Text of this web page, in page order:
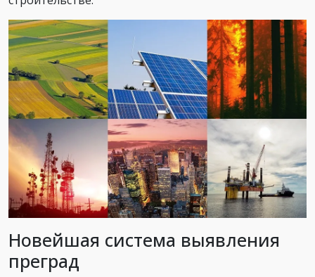
Новейшая система выявления
преград